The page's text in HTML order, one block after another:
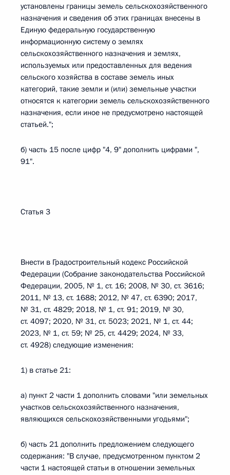
установлены границы земель сельскохозяйственного
назначения и сведения об этих границах внесены в
Единую федеральную государственную
информационную систему о землях
сельскохозяйственного назначения и землях,
используемых или предоставленных для ведения
сельского хозяйства в составе земель иных
категорий, такие земли и (или) земельные участки
относятся к категории земель сельскохозяйственного
назначения, если иное не предусмотрено настоящей
статьей.";
б) часть 15 после цифр "4, 9" дополнить цифрами ",
91".
Статья 3
Внести в Градостроительный кодекс Российской
Федерации (Собрание законодательства Российской
Федерации, 2005, № 1, ст. 16; 2008, № 30, ст. 3616;
2011, № 13, ст. 1688; 2012, № 47, ст. 6390; 2017,
№ 31, ст. 4829; 2018, № 1, ст. 91; 2019, № 30,
ст. 4097; 2020, № 31, ст. 5023; 2021, № 1, ст. 44;
2023, № 1, ст. 59; № 25, ст. 4429; 2024, № 33,
ст. 4928) следующие изменения:
1) в статье 21:
а) пункт 2 части 1 дополнить словами "или земельных
участков сельскохозяйственного назначения,
являющихся сельскохозяйственными угодьями";
б) часть 21 дополнить предложением следующего
содержания: "В случае, предусмотренном пунктом 2
части 1 настоящей статьи в отношении земельных